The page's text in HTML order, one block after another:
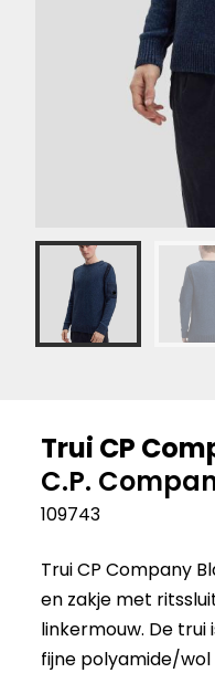
Trui CP
C.P.
109743
Trui CP Company
en zakje met
linkermouw. De
fijne polyamide/